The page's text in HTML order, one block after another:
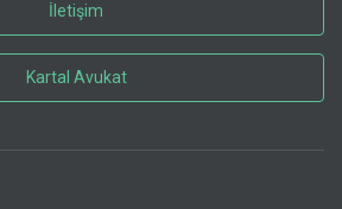
İletişim
Kartal Avukat